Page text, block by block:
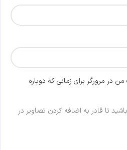
در مرورگر برای زمانی که دوباره
تا قادر به اضافه کردن تصاویر در